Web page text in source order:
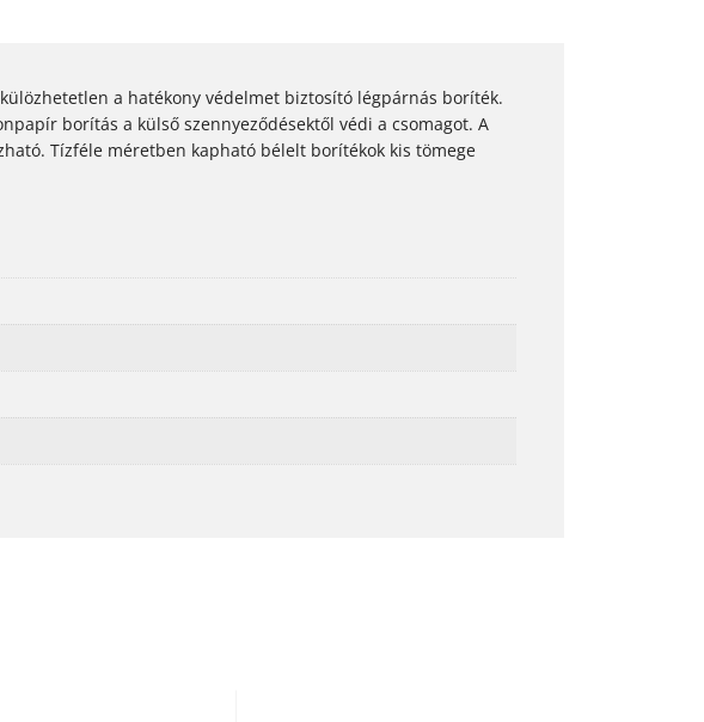
a hatékony védelmet biztosító légpárnás boríték.
borítás a külső szennyeződésektől védi a csomagot. A
Tízféle méretben kapható bélelt borítékok kis tömege